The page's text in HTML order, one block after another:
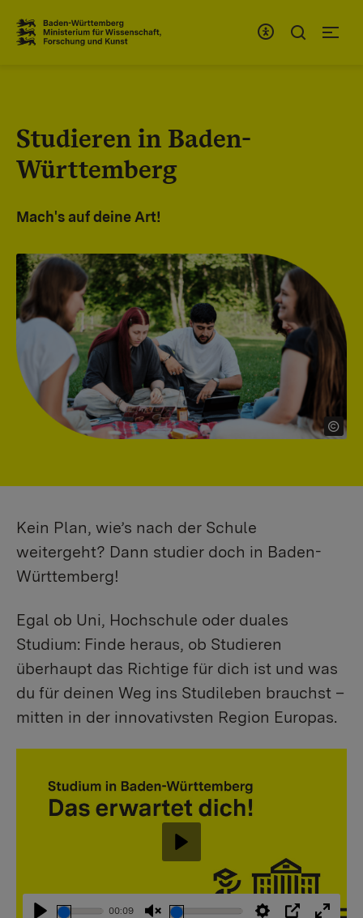
Studieren in Baden-
Württemberg
Mach's auf deine Art!
Kein Plan, wie’s nach der Schule
weitergeht? Dann studier doch in Baden-
Württemberg!
Egal ob Uni, Hochschule oder duales
Studium: Finde heraus, ob Studieren
überhaupt das Richtige für dich ist und was
du für deinen Weg ins Studileben brauchst –
mitten in der innovativsten Region Europas.
00:09
Abspielen